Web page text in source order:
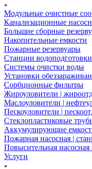
Модульные очистные
Канализационные
Большие сборные
Накопительные емкости
Пожарные резервуары
Станции водоподготовки
Системы очистки воды
Установки
Сорбционные фильтры
Жироуловители |
Маслоуловители |
Пескоуловители |
Стеклопластиковые
Аккумулирующие
Пожарная насосная |
Повысительная насосная
Услуги